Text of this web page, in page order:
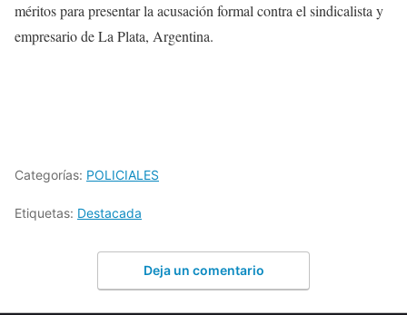
méritos para presentar la acusación formal contra el sindicalista y
empresario de La Plata, Argentina.
Categorías: POLICIALES
Etiquetas: Destacada
Deja un comentario